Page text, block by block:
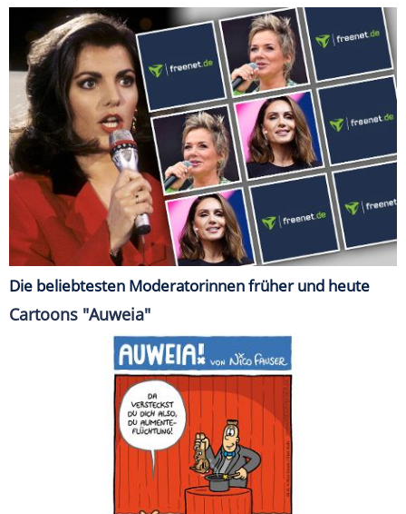
Die beliebtesten Moderatorinnen früher und heute
Cartoons "Auweia"